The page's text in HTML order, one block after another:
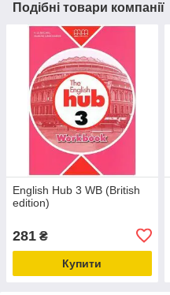
Подібні товари компанії
English Hub 3 WB (British
edition)
281 ₴
Купити